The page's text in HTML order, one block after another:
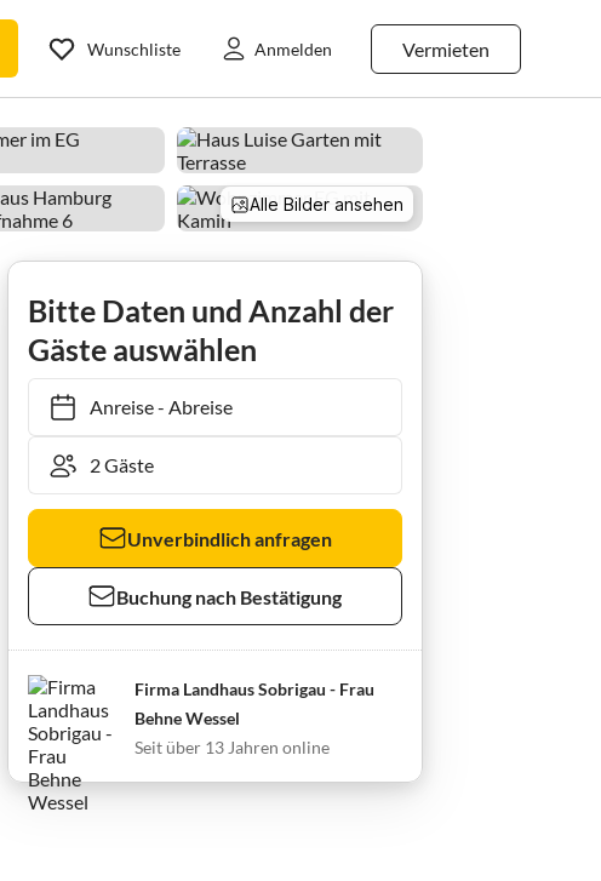
Vermieten
Wunschliste Anmelden
Alle Bilder ansehen
Bitte Daten und Anzahl der
Gäste auswählen
Anreise- Abreise
Unverbindlich anfragen
Buchung nach Bestätigung
Firma Landhaus Sobrigau - Frau
Behne Wessel
Seit über 13 Jahren online